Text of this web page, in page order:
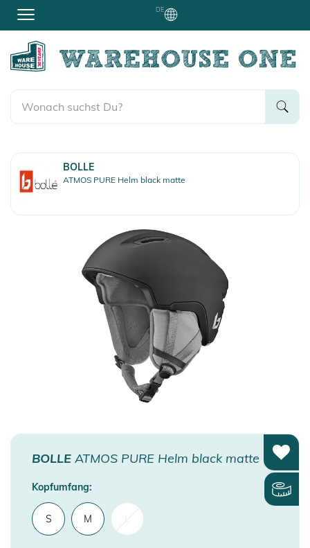
DE
BOLLE
ATMOS PURE Helm black matte
BOLLE ATMOS PURE Helm black matte
Kopfumfang:
S M